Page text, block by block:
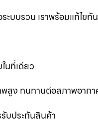
ะบบรวน เราพร้อมแก้ไขทั
นที่เดียว
พสูง ทนทานต่อสภาพอาก
บประกันสินค้า